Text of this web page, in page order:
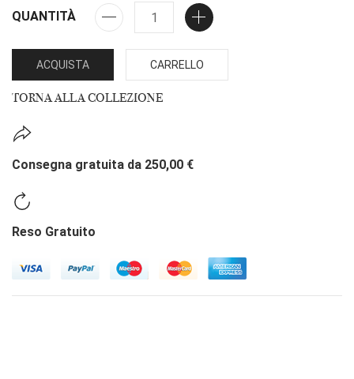
QUANTITÀ
ACQUISTA CARRELLO
TORNA ALLA COLLEZIONE
Consegna gratuita da 250,00 €
Reso Gratuito